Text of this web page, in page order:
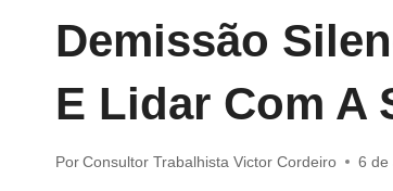
Demissão
E Lidar Com A
Por Consultor Trabalhista Victor Cordeiro 6 de